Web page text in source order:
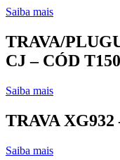
Saiba mais
TRAVA/
CJ – CÓD
Saiba mais
TRAVA
Saiba mais